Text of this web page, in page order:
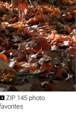
 ZIP 145 photo